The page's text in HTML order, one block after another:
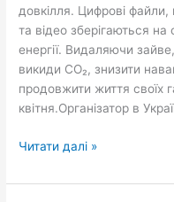
довкілля. Цифрові
та відео зберігаються
енергії. Видаляючи
викиди CO₂, знизити
продовжити життя своїх
квітня.Організатор в
Читати далі »